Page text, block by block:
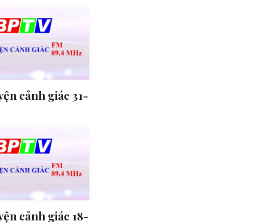
cảnh giác 31-
cảnh giác 18-